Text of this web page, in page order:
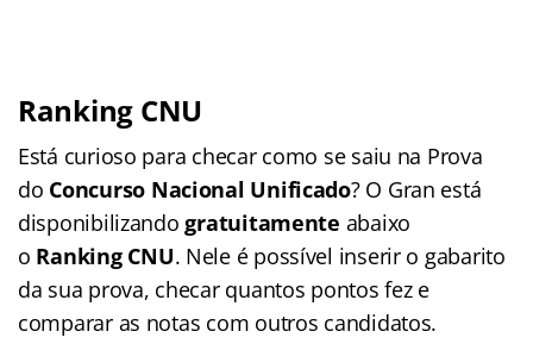
Ranking CNU
Está curioso para checar como se saiu na Prova
do Concurso Nacional Unificado? O Gran está
disponibilizandogratuitamente abaixo
o Ranking CNU. Nele é possível inserir o gabarito
da sua prova, checar quantos pontos fez e
comparar as notas com outros candidatos.